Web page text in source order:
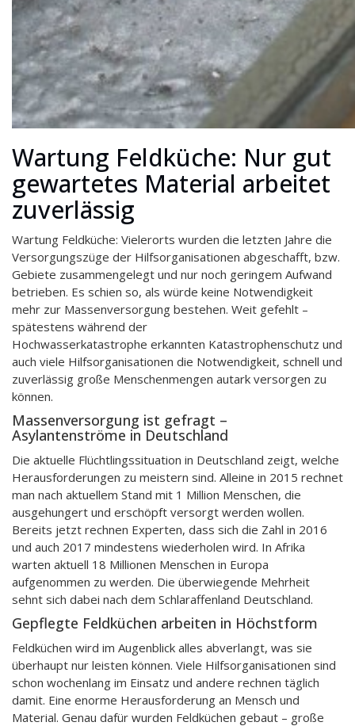
Wartung Feldküche: Nur gut
gewartetes Material arbeitet
zuverlässig
Wartung Feldküche: Vielerorts wurden die letzten Jahre die
Versorgungszüge der Hilfsorganisationen abgeschafft, bzw.
Gebiete zusammengelegt und nur noch geringem Aufwand
betrieben. Es schien so, als würde keine Notwendigkeit
mehr zur Massenversorgung bestehen. Weit gefehlt –
spätestens während der
Hochwasserkatastrophe erkannten Katastrophenschutz und
auch viele Hilfsorganisationen die Notwendigkeit, schnell und
zuverlässig große Menschenmengen autark versorgen zu
können.
Massenversorgung ist gefragt –
Asylantenströme in Deutschland
Die aktuelle Flüchtlingssituation in Deutschland zeigt, welche
Herausforderungen zu meistern sind. Alleine in 2015 rechnet
man nach aktuellem Stand mit 1 Million Menschen, die
ausgehungert und erschöpft versorgt werden wollen.
Bereits jetzt rechnen Experten, dass sich die Zahl in 2016
und auch 2017 mindestens wiederholen wird. In Afrika
warten aktuell 18 Millionen Menschen in Europa
aufgenommen zu werden. Die überwiegende Mehrheit
sehnt sich dabei nach dem Schlaraffenland Deutschland.
Gepflegte Feldküchen arbeiten in Höchstform
Feldküchen wird im Augenblick alles abverlangt, was sie
überhaupt nur leisten können. Viele Hilfsorganisationen sind
schon wochenlang im Einsatz und andere rechnen täglich
damit. Eine enorme Herausforderung an Mensch und
Material. Genau dafür wurden Feldküchen gebaut – große